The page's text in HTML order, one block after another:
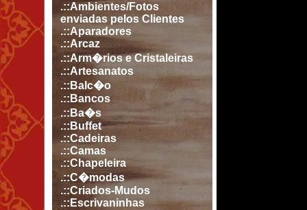
.::Ambientes/Fotos
enviadas pelos Clientes
.::Aparadores
.::Arcaz
.::Arm�rios e Cristaleiras
.::Artesanatos
.::Balc�o
.::Bancos
.::Ba�s
.::Buffet
.::Cadeiras
.::Camas
.::Chapeleira
.::C�modas
.::Criados-Mudos
.::Escrivaninhas